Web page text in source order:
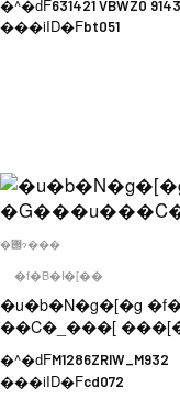
�^�ԁF631421 VBWZ0 9143
���iID�Fbt051
�݌ɂ���
�f�B�I�[��
�u�b�N�g�[�g
��C�_���[
�^�ԁFM1286ZRIW_M932
���iID�Fcd072